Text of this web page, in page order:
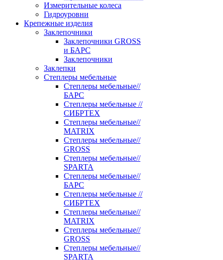
Измерительные колеса
Гидроуровни
Крепежные изделия
Заклепочники
Заклепочники GROSS
и БАРС
Заклепочники
Заклепки
Степлеры мебельные
Степлеры мебельные//
БАРС
Степлеры мебельные //
СИБРТЕХ
Степлеры мебельные//
MATRIX
Степлеры мебельные//
GROSS
Степлеры мебельные//
SPARTA
Степлеры мебельные//
БАРС
Степлеры мебельные //
СИБРТЕХ
Степлеры мебельные//
MATRIX
Степлеры мебельные//
GROSS
Степлеры мебельные//
SPARTA